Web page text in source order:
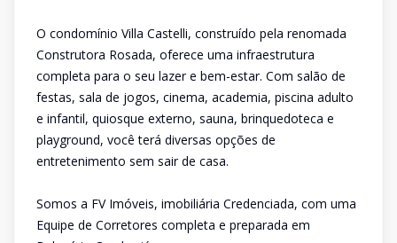
O condomínio Villa Castelli, construído pela renomada
Construtora Rosada, oferece uma infraestrutura
completa para o seu lazer e bem-estar. Com salão de
festas, sala de jogos, cinema, academia, piscina adulto
e infantil, quiosque externo, sauna, brinquedoteca e
playground, você terá diversas opções de
entretenimento sem sair de casa.
Somos a FV Imóveis, imobiliária Credenciada, com uma
Equipe de Corretores completa e preparada em